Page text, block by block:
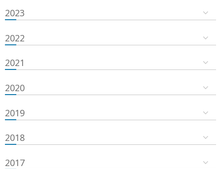
2023
2022
2021
2020
2019
2018
2017